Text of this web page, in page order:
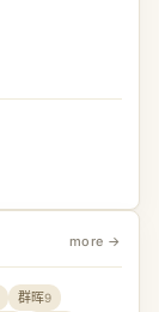
more →
群晖9